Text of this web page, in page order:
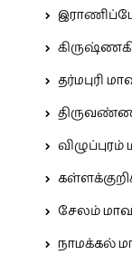
தர்மபுரி
சேலம்
நாமக்கல்